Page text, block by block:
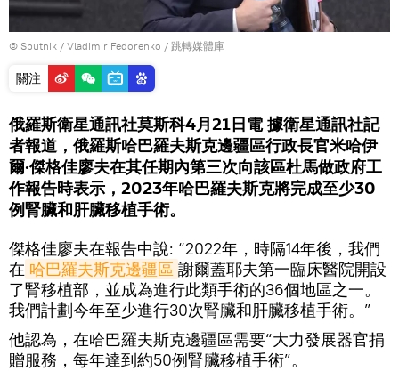
© Sputnik / Vladimir Fedorenko / 跳轉媒體庫
關注
俄羅斯衛星通訊社莫斯科4月21日電 據衛星通訊社記
者報道，俄羅斯哈巴羅夫斯克邊疆區行政長官米哈伊
爾·傑格佳廖夫在其任期內第三次向該區杜馬做政府工
作報告時表示，2023年哈巴羅夫斯克將完成至少30
例腎臟和肝臟移植手術。
傑格佳廖夫在報告中說: “2022年，時隔14年後，我們
在 哈巴羅夫斯克邊疆區 謝爾蓋耶夫第一臨床醫院開設
了腎移植部，並成為進行此類手術的36個地區之一。
我們計劃今年至少進行30次腎臟和肝臟移植手術。”
他認為，在哈巴羅夫斯克邊疆區需要“大力發展器官捐
贈服務，每年達到約50例腎臟移植手術”。